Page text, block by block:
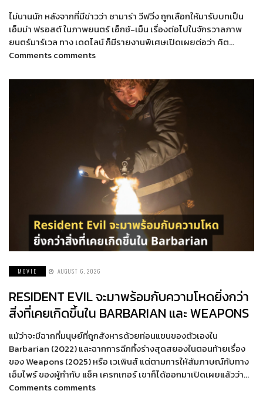
ไม่นานนัก หลังจากที่มีข่าวว่า ซามาร่า วีฟวิ่ง ถูกเลือกให้มารับบทเป็น
เอ็มม่า ฟรอสต์ ในภาพยนตร์ เอ็กซ์-เม็น เรื่องต่อไปในจักรวาลภาพ
ยนตร์มาร์เวล ทาง เดดไลน์ ก็มีรายงานพิเศษเปิดเผยต่อว่า คิต…
Comments comments
MOVIE AUGUST 6, 2026
RESIDENT EVIL จะมาพร้อมกับความโหดยิ่งกว่า
สิ่งที่เคยเกิดขึ้นใน BARBARIAN และ WEAPONS
แม้ว่าจะมีฉากที่มนุษย์ที่ถูกสังหารด้วยท่อนแขนของตัวเองใน
Barbarian (2022) และฉากการฉีกทึ้งร่างสุดสยองในตอนท้ายเรื่อง
ของ Weapons (2025) หรือ เวเพินส์ แต่ตามการให้สัมภาษณ์กับทาง
เอ็มไพร์ ของผู้กำกับ แซ็ค เครกเกอร์ เขาก็ได้ออกมาเปิดเผยแล้วว่า…
Comments comments